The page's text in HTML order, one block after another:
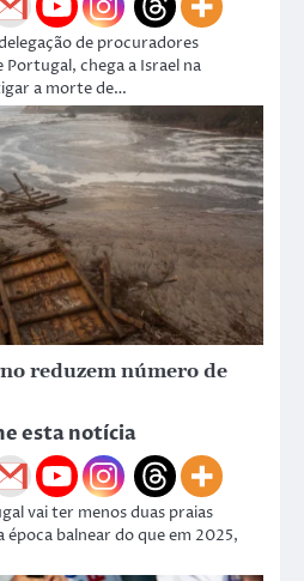
de procuradores
chega a Israel na
a morte de…
reduzem número de
esta notícia
vai ter menos duas praias
balnear do que em 2025,